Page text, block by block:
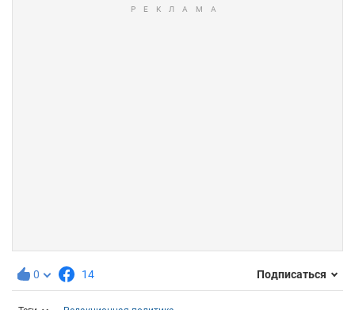
0 14 Подписаться